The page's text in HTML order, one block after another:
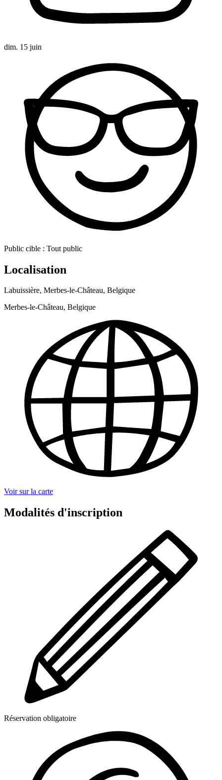
dim. 15 juin
Public cible : Tout public
Localisation
Labuissière, Merbes-le-Château, Belgique
Merbes-le-Château, Belgique
Voir sur la carte
Modalités d'inscription
Réservation obligatoire